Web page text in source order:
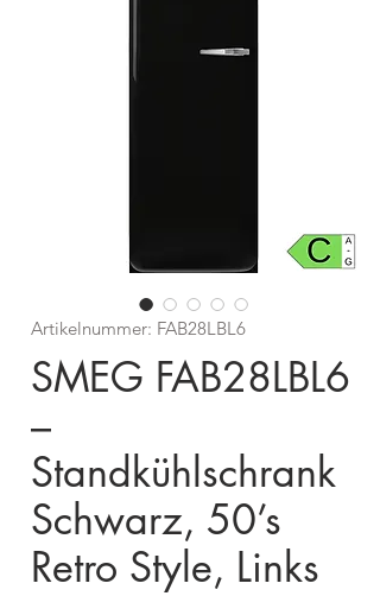
Artikelnummer: FAB28LBL6
SMEG FAB28LBL6
–
Standkühlschrank
Schwarz, 50’s
Retro Style, Links